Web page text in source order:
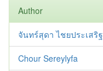
Author
จันทร์สุดา ไชยประเสริฐ
Chour Sereylyfa